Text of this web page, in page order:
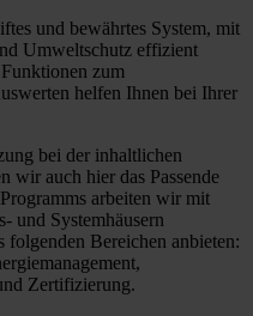
und bewährtes System, mit
Umweltschutz effizient
zum
helfen Ihnen bei Ihrer
bei der inhaltlichen
wir auch hier das Passende
arbeiten wir mit
und Systemhäusern
folgenden Bereichen anbieten:
Zertifizierung.